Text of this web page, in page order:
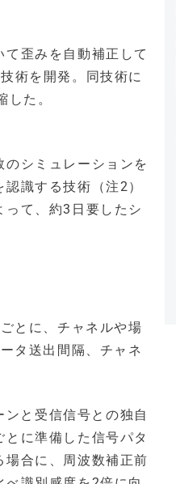
歪みを自動補正して
術を開発。同技術に
た。
シミュレーションを
識する技術（注2）
て、約3日要したシ
とに、チャネルや場
タ送出間隔、チャネ
と受信信号との独自
に準備した信号パタ
合に、周波数補正前